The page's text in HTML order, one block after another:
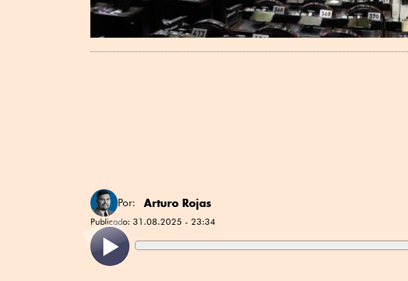
Por: Arturo Rojas
Publicado: 31.08.2025 - 23:34